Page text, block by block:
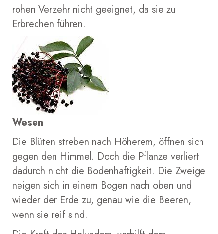
rohen Verzehr nicht geeignet, da sie zu
Erbrechen führen.
Wesen
Die Blüten streben nach Höherem, öffnen sich
gegen den Himmel. Doch die Pflanze verliert
dadurch nicht die Bodenhaftigkeit. Die Zweige
neigen sich in einem Bogen nach oben und
wieder der Erde zu, genau wie die Beeren,
wenn sie reif sind.